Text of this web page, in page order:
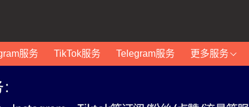
服务 TikTok服务 Telegram服务 更多服务